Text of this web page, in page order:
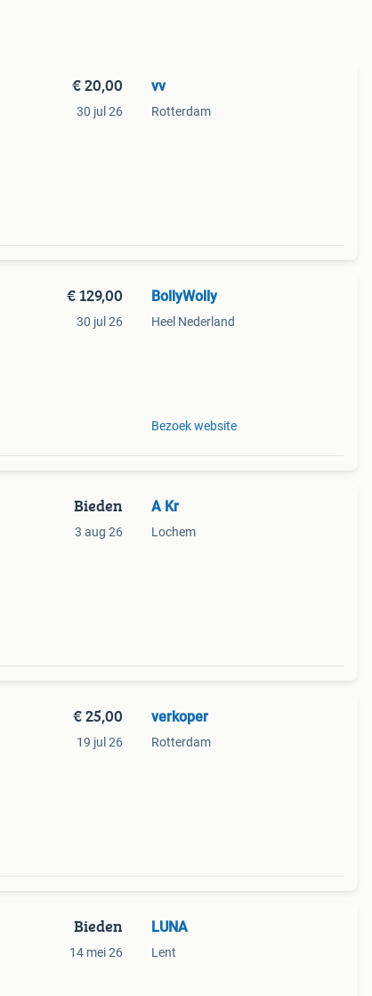
€ 20,00
30 jul 26
vv
Rotterdam
€ 129,00
30 jul 26
BollyWolly
Heel Nederland
Bezoek website
Bieden
3 aug 26
A Kr
Lochem
€ 25,00
19 jul 26
verkoper
Rotterdam
Bieden
14 mei 26
LUNA
Lent